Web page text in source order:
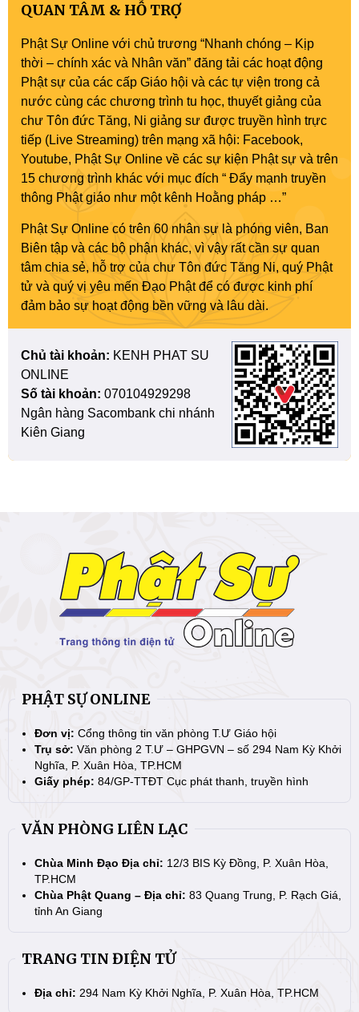
QUAN TÂM & HỖ TRỢ
Phật Sự Online với chủ trương “Nhanh chóng – Kịp
thời – chính xác và Nhân văn” đăng tải các hoạt động
Phật sự của các cấp Giáo hội và các tự viện trong cả
nước cùng các chương trình tu học, thuyết giảng của
chư Tôn đức Tăng, Ni giảng sư được truyền hình trực
tiếp (Live Streaming) trên mạng xã hội: Facebook,
Youtube, Phật Sự Online về các sự kiện Phật sự và trên
15 chương trình khác với mục đích “ Đẩy mạnh truyền
thông Phật giáo như một kênh Hoằng pháp …”
Phật Sự Online có trên 60 nhân sự là phóng viên, Ban
Biên tập và các bộ phận khác, vì vậy rất cần sự quan
tâm chia sẻ, hỗ trợ của chư Tôn đức Tăng Ni, quý Phật
tử và quý vị yêu mến Đạo Phật để có được kinh phí
đảm bảo sự hoạt động bền vững và lâu dài.
Chủ tài khoản: KENH PHAT SU
ONLINE
Số tài khoản: 070104929298
Ngân hàng Sacombank chi nhánh
Kiên Giang
PHẬT SỰ ONLINE
Đơn vị: Cổng thông tin văn phòng T.Ư Giáo hội
Trụ sở: Văn phòng 2 T.Ư – GHPGVN – số 294 Nam Kỳ Khởi
Nghĩa, P. Xuân Hòa, TP.HCM
Giấy phép: 84/GP-TTĐT Cục phát thanh, truyền hình
VĂN PHÒNG LIÊN LẠC
Chùa Minh Đạo Địa chỉ: 12/3 BIS Kỳ Đồng, P. Xuân Hòa,
TP.HCM
Chùa Phật Quang – Địa chỉ: 83 Quang Trung, P. Rạch Giá,
tỉnh An Giang
TRANG TIN ĐIỆN TỬ
Địa chỉ: 294 Nam Kỳ Khởi Nghĩa, P. Xuân Hòa, TP.HCM